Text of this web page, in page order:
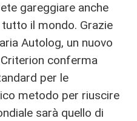
gareggiare anche
il mondo. Grazie
Autolog, un nuovo
conferma
per le
metodo per riuscire
sarà quello di